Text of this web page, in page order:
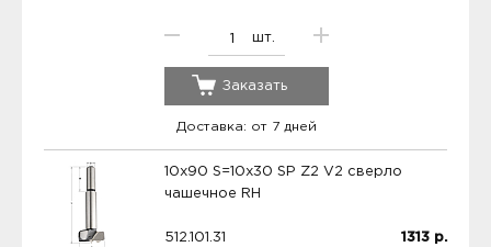
шт.
Заказать
Доставка: от 7 дней
10x90 S=10x30 SP Z2 V2 сверло
чашечное RH
512.101.31 1313 р.